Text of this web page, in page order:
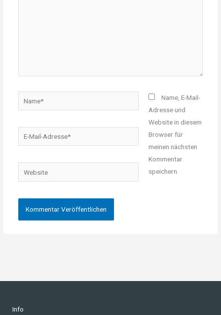
Mail-
Website
Name, E-Mail-
Adresse und
Website in diesem
Browser für
meinen nächsten
Kommentar
speichern.
Info